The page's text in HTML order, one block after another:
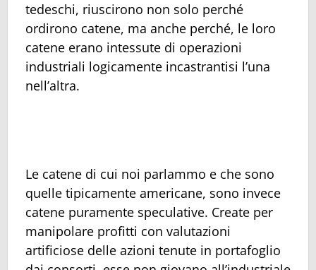
tedeschi, riuscirono non solo perché
ordirono catene, ma anche perché, le loro
catene erano intessute di operazioni
industriali logicamente incastrantisi l’una
nell’altra.
Le catene di cui noi parlammo e che sono
quelle tipicamente americane, sono invece
catene puramente speculative. Create per
manipolare profitti con valutazioni
artificiose delle azioni tenute in portafoglio